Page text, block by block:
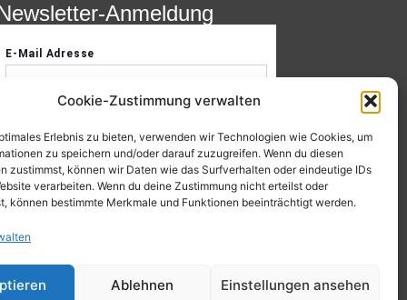
Cookie-Zustimmung verwalten
Erlebnis zu bieten, verwenden wir Technologien wie Cookies, um
zu speichern und/oder darauf zuzugreifen. Wenn du diesen
zustimmst, können wir Daten wie das Surfverhalten oder eindeutige IDs
verarbeiten. Wenn du deine Zustimmung nicht erteilst oder
können bestimmte Merkmale und Funktionen beeinträchtigt werden.
Ablehnen Einstellungen ansehen
Anmeldung